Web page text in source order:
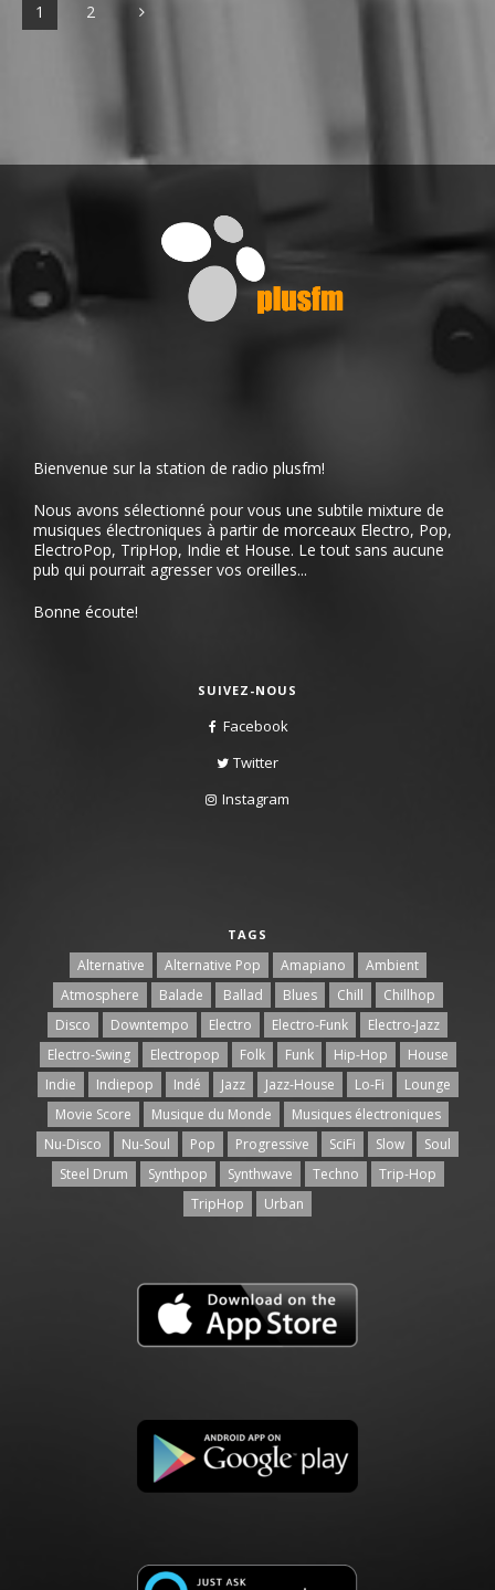
1 2
Bienvenue sur la station de radio plusfm!
Nous avons sélectionné pour vous une subtile mixture de
musiques électroniques à partir de morceaux Electro, Pop,
ElectroPop, TripHop, Indie et House. Le tout sans aucune
pub qui pourrait agresser vos oreilles...
Bonne écoute!
SUIVEZ-NOUS
Facebook
Twitter
Instagram
TAGS
Alternative Alternative Pop Amapiano
Ambient
Atmosphere
Balade Ballad Blues Chill
Chillhop
Disco
Downtempo Electro Electro-Funk
Electro-Jazz
Electro-Swing
Electropop Folk Funk Hip-Hop
House
Indie
Indiepop Indé Jazz Jazz-House Lo-Fi
Lounge
Movie Score
Musique du Monde
Musiques électroniques
Nu-Disco
Nu-Soul Pop Progressive SciFi Slow
Soul
Steel Drum
Synthpop Synthwave Techno
Trip-Hop
TripHop
Urban